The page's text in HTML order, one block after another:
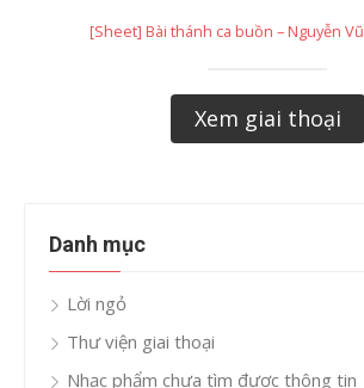
[Sheet] Bài thánh ca buồn – Nguyễn Vũ
Xem giai thoại
Danh mục
Lời ngỏ
Thư viện giai thoại
Nhạc phẩm chưa tìm được thông tin